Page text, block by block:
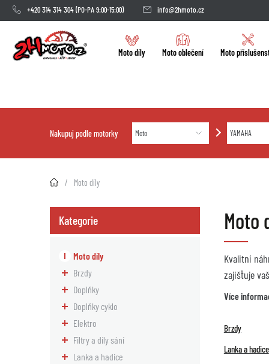
+420 314 314 304(PO-PA 9:00-15:00) info@2hmoto.cz
Moto díly Moto oblečení Moto
Nakupuj podle motorky
2HMOTO.cz Moto díly
Kategorie
Moto díly
Brzdy
Doplňky
Doplňky cyklo
Elektro
Filtry a díly sání
Lanka a hadice
Moto
Kvalitní
zajišťuje
Více
Brzdy
Lanka a hadice